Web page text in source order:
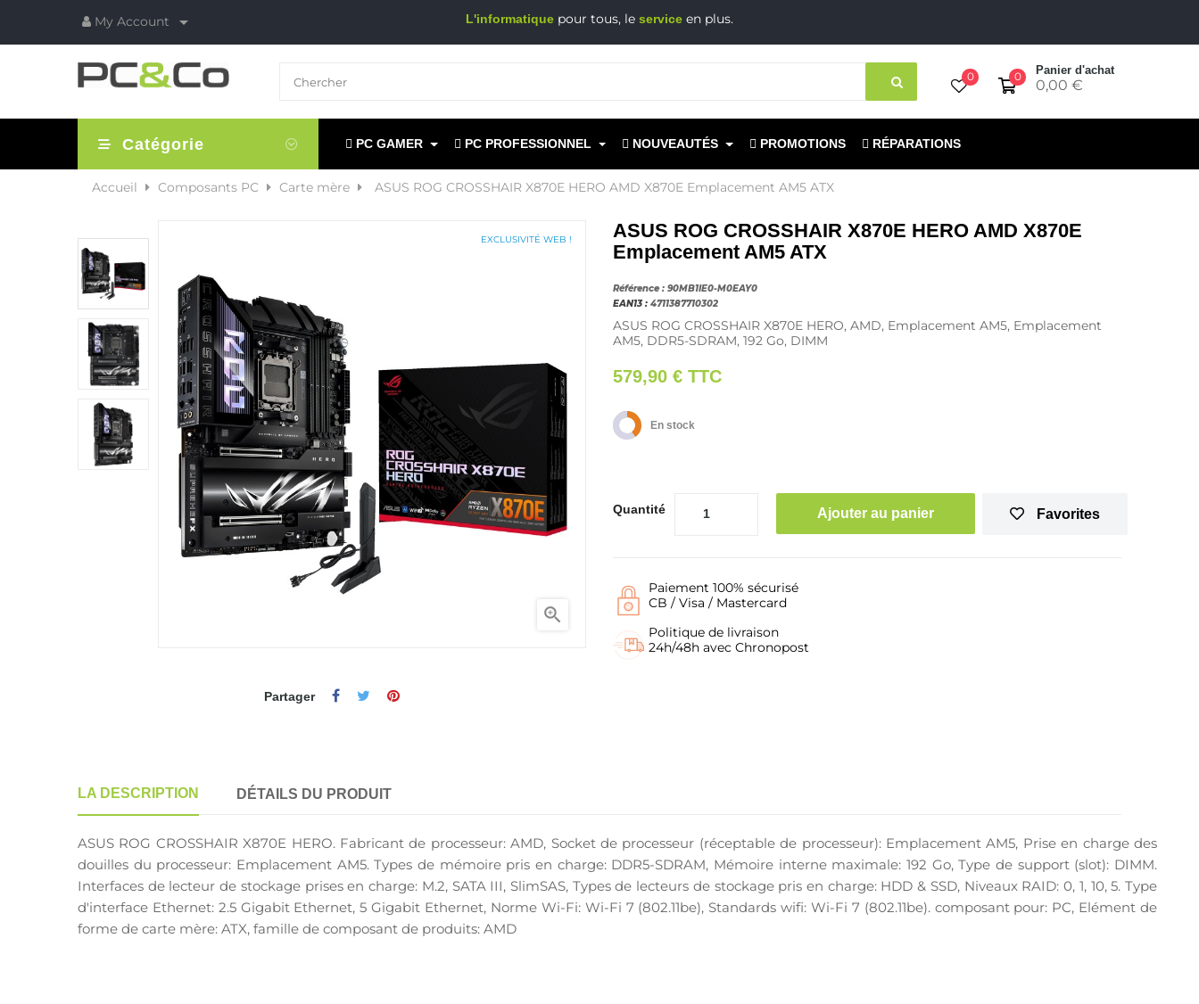
My Account  L'informatique pour tous, le service en plus.
0 Panier d'achat
0,00 €
0
Catégorie PC GAMER PC PROFESSIONNEL NOUVEAUTÉS PROMOTIONS RÉPARATIONS
Accueil Composants PC Carte mère ASUS ROG CROSSHAIR X870E HERO AMD X870E Emplacement AM5 ATX
EXCLUSIVITÉ WEB !

Partager
ASUS ROG CROSSHAIR X870E HERO AMD X870E
Emplacement AM5 ATX
Référence : 90MB1IE0-M0EAY0
EAN13 : 4711387710302
ASUS ROG CROSSHAIR X870E HERO, AMD, Emplacement AM5, Emplacement
AM5, DDR5-SDRAM, 192 Go, DIMM
579,90 € TTC
En stock
Quantité Ajouter au panier Favorites
Paiement 100% sécurisé
CB / Visa / Mastercard
Politique de livraison
24h/48h avec Chronopost
LA DESCRIPTION DÉTAILS DU PRODUIT
ASUS ROG CROSSHAIR X870E HERO. Fabricant de processeur: AMD, Socket de processeur (réceptable de processeur): Emplacement AM5, Prise en charge des
douilles du processeur: Emplacement AM5. Types de mémoire pris en charge: DDR5-SDRAM, Mémoire interne maximale: 192 Go, Type de support (slot): DIMM.
Interfaces de lecteur de stockage prises en charge: M.2, SATA III, SlimSAS, Types de lecteurs de stockage pris en charge: HDD & SSD, Niveaux RAID: 0, 1, 10, 5. Type
d'interface Ethernet: 2.5 Gigabit Ethernet, 5 Gigabit Ethernet, Norme Wi-Fi: Wi-Fi 7 (802.11be), Standards wifi: Wi-Fi 7 (802.11be). composant pour: PC, Elément de
forme de carte mère: ATX, famille de composant de produits: AMD